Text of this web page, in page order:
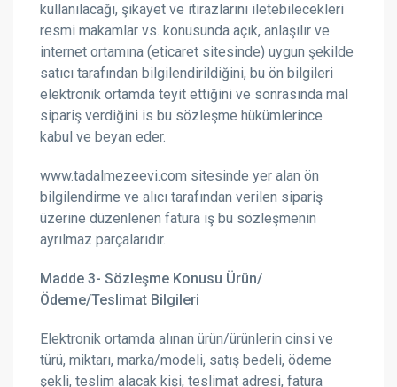
kullanılacağı, şikayet ve itirazlarını iletebilecekleri
resmi makamlar vs. konusunda açık, anlaşılır ve
internet ortamına (eticaret sitesinde) uygun şekilde
satıcı tarafından bilgilendirildiğini, bu ön bilgileri
elektronik ortamda teyit ettiğini ve sonrasında mal
sipariş verdiğini is bu sözleşme hükümlerince
kabul ve beyan eder.
www.tadalmezeevi.com sitesinde yer alan ön
bilgilendirme ve alıcı tarafından verilen sipariş
üzerine düzenlenen fatura iş bu sözleşmenin
ayrılmaz parçalarıdır.
Madde 3- Sözleşme Konusu Ürün/
Ödeme/Teslimat Bilgileri
Elektronik ortamda alınan ürün/ürünlerin cinsi ve
türü, miktarı, marka/modeli, satış bedeli, ödeme
şekli, teslim alacak kişi, teslimat adresi, fatura